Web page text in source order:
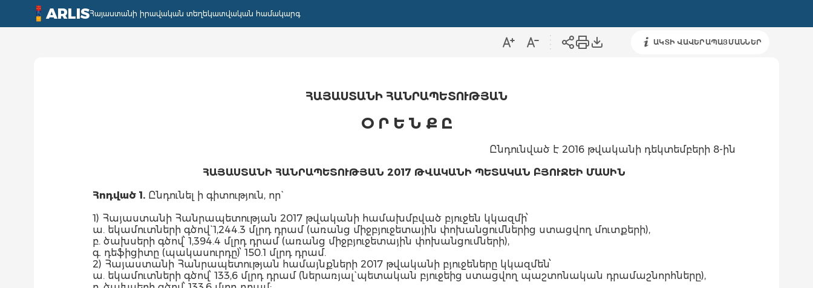
ARLISՀայաստանի իրավական տեղեկատվական համակարգ
ԱԿՏԻ ՎԱՎԵՐԱՊԱՅՄԱՆՆԵՐ
ՀԱՅԱՍՏԱՆԻ ՀԱՆՐԱՊԵՏՈՒԹՅԱՆ
Օ Ր Ե Ն Ք Ը
Ընդունված է 2016 թվականի դեկտեմբերի 8-ին
ՀԱՅԱՍՏԱՆԻ ՀԱՆՐԱՊԵՏՈՒԹՅԱՆ 2017 ԹՎԱԿԱՆԻ ՊԵՏԱԿԱՆ ԲՅՈՒՋԵԻ ՄԱՍԻՆ
Հոդված 1. Ընդունել ի գիտություն, որ`
1) Հայաստանի Հանրապետության 2017 թվականի համախմբված բյուջեն կկազմի՝
ա. եկամուտների գծով` 1,244.3 մլրդ դրամ (առանց միջբյուջետային փոխանցումներից ստացվող մուտքերի),
բ. ծախսերի գծով՝ 1,394.4 մլրդ դրամ (առանց միջբյուջետային փոխանցումների),
գ. դեֆիցիտը (պակասուրդը)՝ 150.1 մլրդ դրամ.
2) Հայաստանի Հանրապետության համայնքների 2017 թվականի բյուջեները կկազմեն՝
ա. եկամուտների գծով՝ 133,6 մլրդ դրամ (ներառյալ` պետական բյուջեից ստացվող պաշտոնական դրամաշնորհները),